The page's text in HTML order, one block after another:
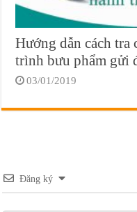
Hướng dẫn cách
trình bưu phẩm gửi
03/01/2019
Đăng ký